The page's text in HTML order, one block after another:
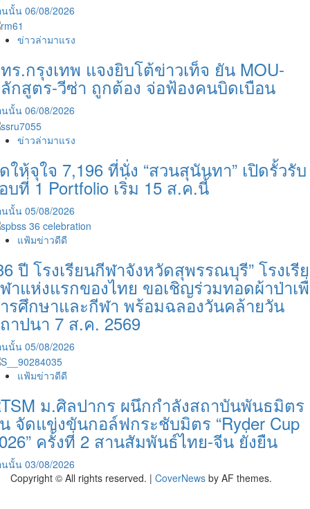
ปี
นนั้น 06/08/2026
ข่าวล่ามาแรง
ร.กรุงเทพ แจงยิบโต้ข่าวเท็จ ยัน MOU-
กสูตร-วีซ่า ถูกต้อง จ่อฟ้องคนบิดเบือน
นนั้น 06/08/2026
ข่าวล่ามาแรง
ให้จุใจ 7,196 ที่นั่ง “สวนสุนันทา” เปิดรั้วรับ
บที่ 1 Portfolio เริ่ม 15 ส.ค.นี้
นนั้น 05/08/2026
แฟ้มข่าวดีดี
ปี โรงเรียนกีฬาจังหวัดสุพรรณบุรี” โรงเรี
าแห่งแรกของไทย ขอเชิญร่วมทอดผ้าป่าเ
รศึกษาและกีฬา พร้อมฉลองวันคล้ายวัน
าปนา 7 ส.ค. 2569
นนั้น 05/08/2026
แฟ้มข่าวดีดี
ม.ศิลปากร ผนึกกำลังสถาบันพันธมิตร
จัดแข่งขันกอล์ฟกระชับมิตร “Ryder Cup
ครั้งที่ 2 สานสัมพันธ์ไทย-จีน ยั่งยืน
นนั้น 03/08/2026
Copyright © All rights reserved. | CoverNews by AF themes.